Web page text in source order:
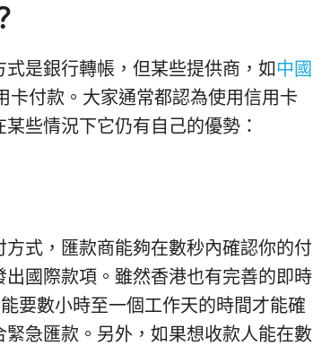
是銀行轉帳，但某些提供商，如中國
卡付款。大家通常都認為使用信用卡
些情況下它仍有自己的優勢：
式，匯款商能夠在數秒內確認你的付
國際款項。雖然香港也有完善的即時
要數小時至一個工作天的時間才能確
急匯款。另外，如果想收款人能在數